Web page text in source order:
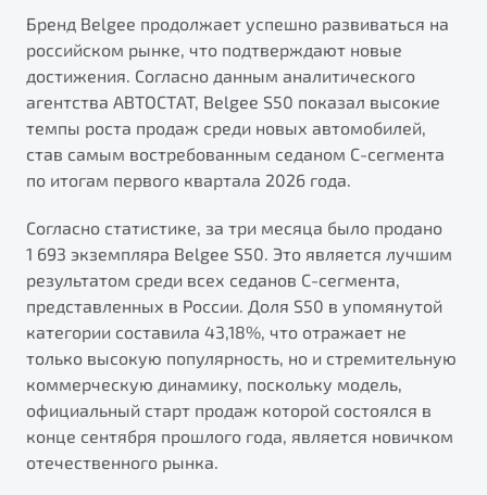
Элегантный и практичный седан
от 1 699 990 ₽*
Обзор В наличии
X70
Узнайте о специальных выгодах при покупке
Подробно
Автомобили в наличии
Тест-драйв
Автокредит
Спецпредложения
Помощь на дорогах
Будьте еще более уверены на дорогах с программой
"Помощь на дорогах"
Преимущества программы
Бренд Belgee продолжает успешно развиваться на
российском рынке, что подтверждают новые
достижения. Согласно данным аналитического
агентства АВТОСТАТ, Belgee S50 показал высокие
темпы роста продаж среди новых автомобилей,
став самым востребованным седаном С-сегмента
по итогам первого квартала 2026 года.
Согласно статистике, за три месяца было продано
1 693 экземпляра Belgee S50. Это является лучшим
результатом среди всех седанов С-сегмента,
представленных в России. Доля S50 в упомянутой
категории составила 43,18%, что отражает не
только высокую популярность, но и стремительную
коммерческую динамику, поскольку модель,
официальный старт продаж которой состоялся в
конце сентября прошлого года, является новичком
отечественного рынка.